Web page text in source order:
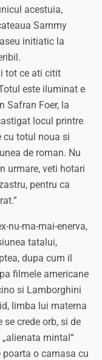
acestuia,
Sammy
initiatic la
tot ce ati citit
este iluminat e
Safran Foer, la
locul printre
cu totul noua si
de roman. Nu
urmare, veti hotari
pentru ca
nu-ma-mai-enerva,
tatalui,
dupa cum il
filmele americane
si Lamborghini
limba lui materna
crede orb, si de
mintal“
poarta o camasa cu